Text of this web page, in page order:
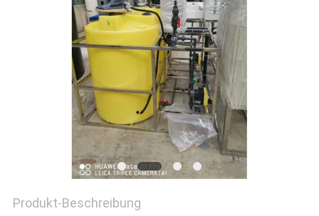
PRIVACY
Produkt-Beschreibung